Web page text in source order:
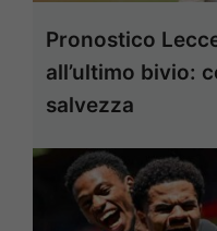
Pronostico
all’ultimo bivio:
salvezza